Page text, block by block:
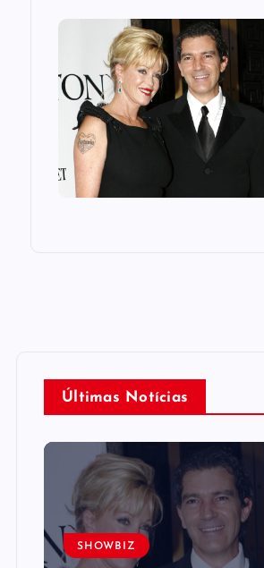
Últimas Notícias
SHOWBIZ